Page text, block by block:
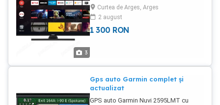
3
Descoperă o experiență de vizionare
deosebită cu acest Smart TV Android
de înaltă calitate. Se vinde doar cu
probă.
Curtea de Arges, Arges
2 august
1 300 RON
Gps auto Garmin complet și
actualizat
GPS auto Garmin Nuvi 2595LMT cu